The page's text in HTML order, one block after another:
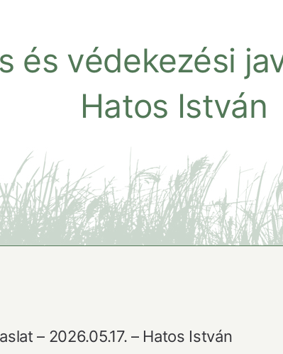
és védekezési
Hatos István
– 2026.05.17. – Hatos István